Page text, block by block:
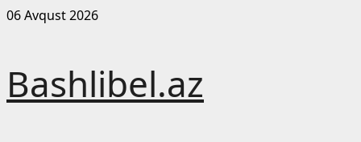
Skip
06 Avqust 2026
Bashlibel.az